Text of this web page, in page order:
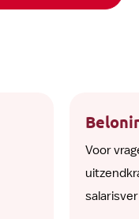
Voor